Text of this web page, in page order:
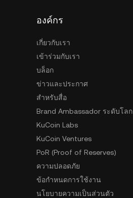
องค์กร
เกี่ยวกับเรา
เข้าร่วมกับเรา
บล็อก
ข่าวและประกาศ
สำหรับสื่อ
Brand Ambassador ระดับโลก
KuCoin Labs
KuCoin Ventures
PoR (Proof of Reserves)
ความปลอดภัย
ข้อกำหนดการใช้งาน
นโยบายความเป็นส่วนตัว